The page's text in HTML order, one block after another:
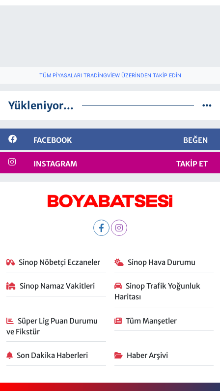
TÜM PIYASALARI TRADINGVIEW ÜZERINDEN TAKIP EDIN
Yükleniyor...
FACEBOOK BEĞEN
INSTAGRAM TAKIP ET
Sinop Nöbetçi Eczaneler Sinop Hava Durumu
Sinop Namaz Vakitleri
Sinop Trafik Yoğunluk
Haritası
Süper Lig Puan Durumu
ve Fikstür
Tüm Manşetler
Son Dakika Haberleri Haber Arşivi